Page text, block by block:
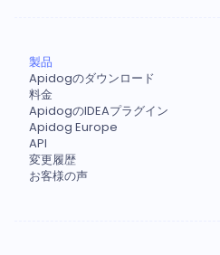
製品
Apidogのダウンロード
料金
ApidogのIDEAプラグイン
Apidog Europe
API
変更履歴
お客様の声